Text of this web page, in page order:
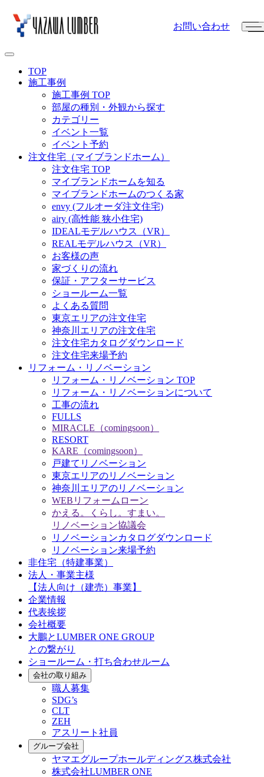
お問い合わせ
TOP
施工事例
施工事例 TOP
部屋の種別・外観から探す
カテゴリー
イベント一覧
イベント予約
注文住宅（マイブランドホーム）
注文住宅 TOP
マイブランドホームを知る
マイブランドホームのつくる家
envy (フルオーダ注文住宅)
airy (高性能 狭小住宅)
IDEALモデルハウス（VR）
REALモデルハウス（VR）
お客様の声
家づくりの流れ
保証・アフターサービス
ショールーム一覧
よくある質問
東京エリアの注文住宅
神奈川エリアの注文住宅
注文住宅カタログダウンロード
注文住宅来場予約
リフォーム・リノベーション
リフォーム・リノベーション TOP
リフォーム・リノベーションについて
工事の流れ
FULLS
MIRACLE（comingsoon）
RESORT
KARE（comingsoon）
戸建てリノベーション
東京エリアのリノベーション
神奈川エリアのリノベーション
WEBリフォームローン
かえる。くらし。すまい。
リノベーション協議会
リノベーションカタログダウンロード
リノベーション来場予約
非住宅（特建事業）
法人・事業主様
【法人向け（建売）事業】
企業情報
代表挨拶
会社概要
大鵬とLUMBER ONE GROUP
との繋がり
ショールーム・打ち合わせルーム
会社の取り組み
職人募集
SDG’s
CLT
ZEH
アスリート社員
グループ会社
ヤマエグループホールディングス株式会社
株式会社LUMBER ONE